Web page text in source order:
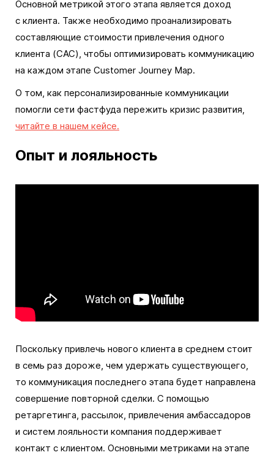
Основной метрикой этого этапа является доход
с клиента. Также необходимо проанализировать
составляющие стоимости привлечения одного
клиента (CAC), чтобы оптимизировать коммуникацию
на каждом этапе Customer Journey Map.
О том, как персонализированные коммуникации
помогли сети фастфуда пережить кризис развития,
читайте в нашем кейсе.
Опыт и лояльность
Поскольку привлечь нового клиента в среднем стоит
в семь раз дороже, чем удержать существующего,
то коммуникация последнего этапа будет направлена
совершение повторной сделки. С помощью
ретаргетинга, рассылок, привлечения амбассадоров
и систем лояльности компания поддерживает
контакт с клиентом. Основными метриками на этапе